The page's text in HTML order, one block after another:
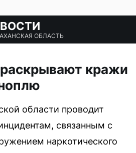
ОБЛАСТЬ
кражи
области проводит
связанным с
наркотического